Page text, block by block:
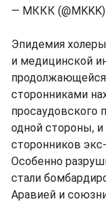
— МККК (@MKKK)
Эпидемия
и медицинской
сторонниками
просаудовского
одной стороны,
сторонников
Особенно
стали
Аравией и